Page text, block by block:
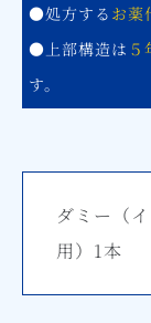
●処方する お薬
●上部構造は ５
す。
ダミー（
用）1本